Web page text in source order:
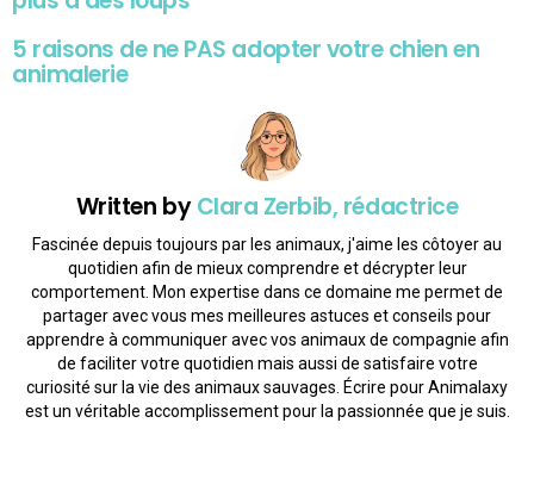
5 raisons de ne PAS adopter votre chien en
animalerie
Written byClara Zerbib, rédactrice
Fascinée depuis toujours par les animaux, j'aime les côtoyer au
quotidien afin de mieux comprendre et décrypter leur
comportement. Mon expertise dans ce domaine me permet de
partager avec vous mes meilleures astuces et conseils pour
apprendre à communiquer avec vos animaux de compagnie afin
de faciliter votre quotidien mais aussi de satisfaire votre
curiosité sur la vie des animaux sauvages. Écrire pour Animalaxy
est un véritable accomplissement pour la passionnée que je suis.